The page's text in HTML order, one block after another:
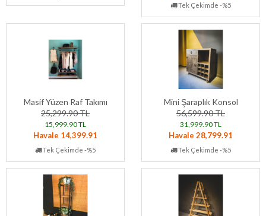
Tek Çekimde -%5
Masif Yüzen Raf Takımı
25,299.90 TL
15,999.90 TL
Havale 14,399.91
Tek Çekimde -%5
Mini Şaraplık Konsol
56,599.90 TL
31,999.90 TL
Havale 28,799.91
Tek Çekimde -%5